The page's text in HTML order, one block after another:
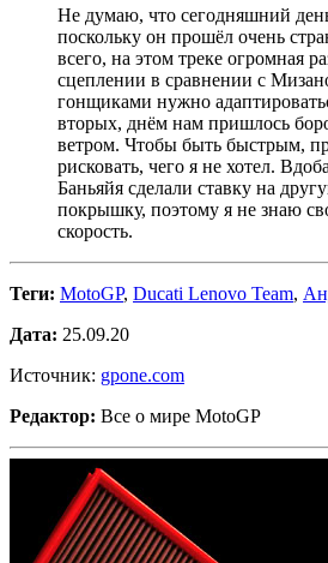
Не думаю, что сегодняшний
поскольку он прошёл очень
всего, на этом треке огромная
сцеплении в сравнении с
гонщиками нужно
вторых, днём ​​нам пришлось
ветром. Чтобы быть быстрым,
рисковать, чего я не хотел.
Баньяйя сделали ставку на
покрышку, поэтому я не знаю
скорость.
Теги: MotoGP, Ducati Lenovo Team,
Дата: 25.09.20
Источник: gpone.com
Редактор: Все о мире MotoGP